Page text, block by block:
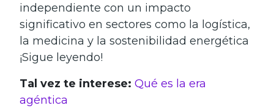
independiente con un impacto
significativo en sectores como la logística,
la medicina y la sostenibilidad energética
¡Sigue leyendo!
Tal vez te interese: Qué es la era
agéntica